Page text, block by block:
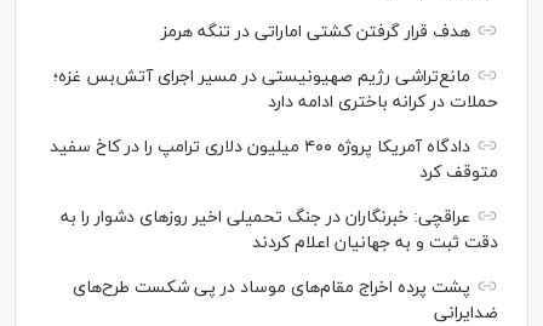
هدف قرار گرفتن کشتی اماراتی در تنگه هرمز
مانع‌تراشی رژیم صهیونیستی در مسیر اجرای آتش‌بس غزه؛
حملات در کرانه باختری ادامه دارد
دادگاه آمریکا پروژه ۴۰۰ میلیون دلاری ترامپ را در کاخ سفید
متوقف کرد
عراقچی: خبرنگاران در جنگ تحمیلی اخیر روز‌های دشوار را به
دقت ثبت و به جهانیان اعلام کردند
پشت پرده اخراج مقام‌های موساد در پی شکست طرح‌های
ضدایرانی